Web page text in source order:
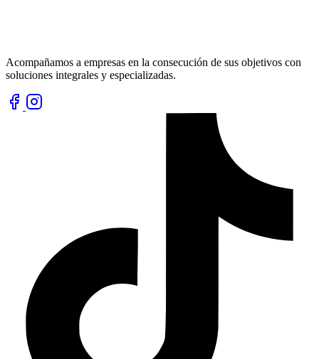
Acompañamos a empresas en la consecución de sus objetivos con
soluciones integrales y especializadas.